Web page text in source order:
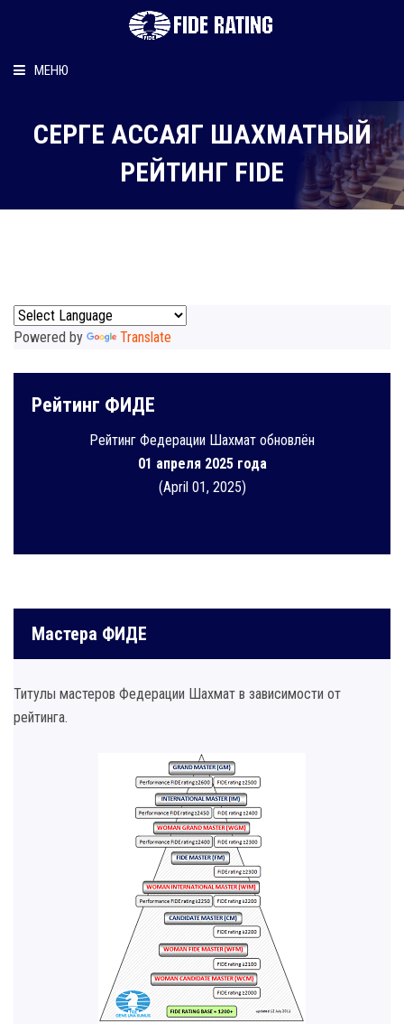
МЕНЮ
Рейтинг шахматиста
Персональный информер
СЕРГЕ АССАЯГ ШАХМАТНЫЙ
РЕЙТИНГ FIDE
Powered by Translate
Рейтинг ФИДЕ
Рейтинг Федерации Шахмат обновлён
01 апреля 2025 года
(April 01, 2025)
Мастера ФИДЕ
Титулы мастеров Федерации Шахмат в зависимости от
рейтинга.